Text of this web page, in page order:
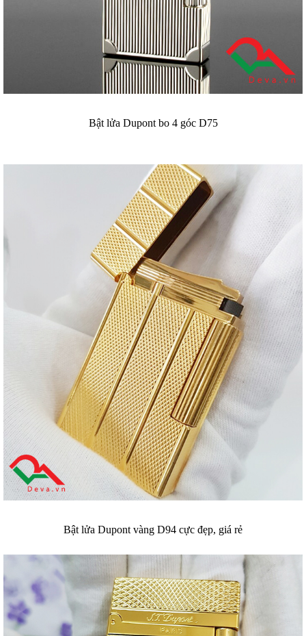
Bật lửa Dupont bo 4 góc D75
Bật lửa Dupont vàng D94 cực đẹp, giá rẻ